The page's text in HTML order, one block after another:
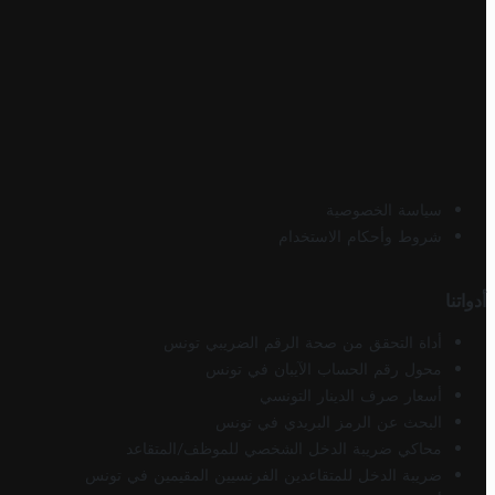
سياسة الخصوصية
شروط وأحكام الاستخدام
أدواتنا
أداة التحقق من صحة الرقم الضريبي تونس
محول رقم الحساب الآيبان في تونس
أسعار صرف الدينار التونسي
البحث عن الرمز البريدي في تونس
محاكي ضريبة الدخل الشخصي للموظف/المتقاعد
ضريبة الدخل للمتقاعدين الفرنسيين المقيمين في تونس